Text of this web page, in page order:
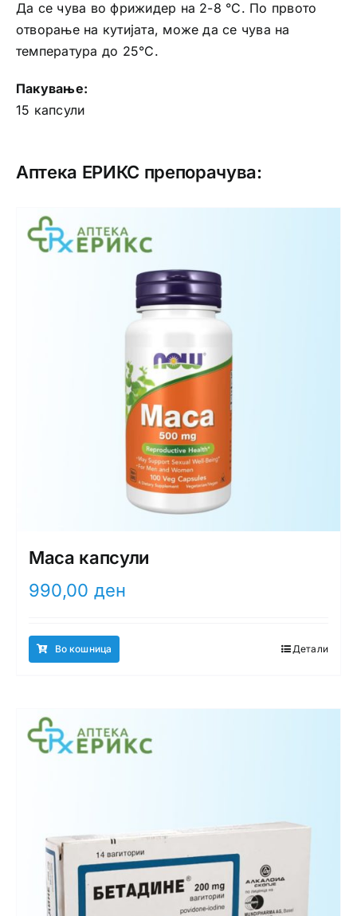
Да се ​​чува во фрижидер на 2-8 °С. По првото
отворање на кутијата, може да се чува на
температура до 25°С.
Пакување:
15 капсули
Аптека ЕРИКС препорачува:
Maca капсули
990,00 ден
Во кошница Детали